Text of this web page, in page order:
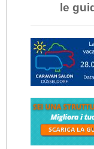
le